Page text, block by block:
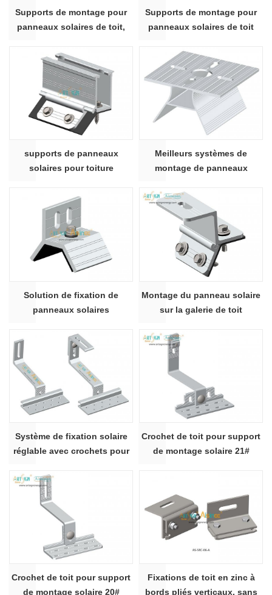
Supports de montage pour
panneaux solaires de toit,
Supports de montage pour
panneaux solaires de toit
supports de panneaux
solaires pour toiture
Meilleurs systèmes de
montage de panneaux
toit
Solution de fixation de
panneaux solaires
nervurées pour galerie de toit
Montage du panneau solaire
sur la galerie de toit
Système de fixation solaire
réglable avec crochets pour
aluminium pour tuiles | ART
Crochet de toit pour support
de montage solaire 21#
Crochet de toit pour support
de montage solaire 20#
Fixations de toit en zinc à
bords pliés verticaux, sans